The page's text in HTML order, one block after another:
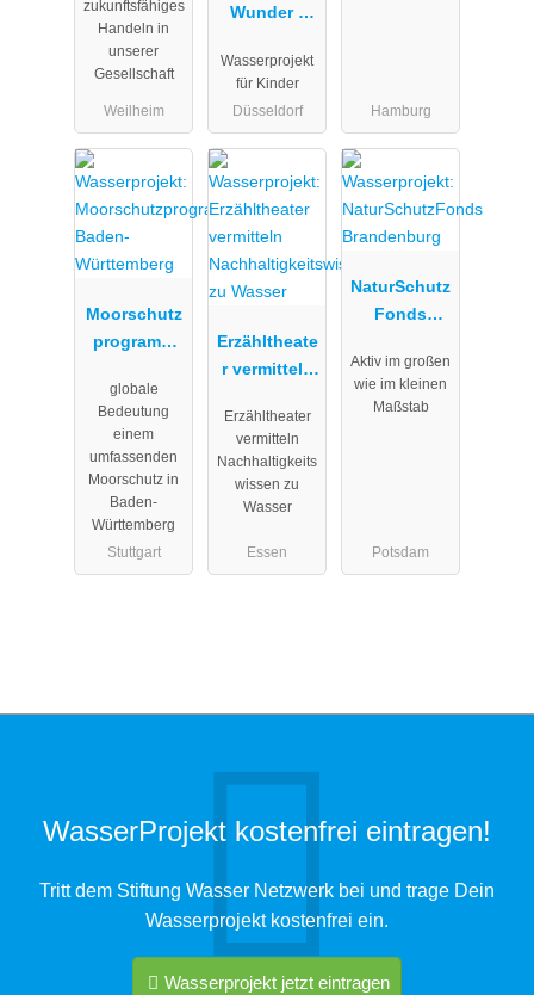
und Umwelt
gemeinnützi
ge
mbH
zukunftsfähiges
Handeln in
unserer
Gesellschaft
Weilheim
Wunder -
kt -
Inklusives
und
globales
Bildungs- /
Lernangebot
für
nachhaltige
Entwicklung
Wasserprojekt
für Kinder
Düsseldorf
Hamburg
Moorschutz
programm
Württemberg
globale
Bedeutung
einem
umfassenden
Moorschutz in
Baden-
Württemberg
Stuttgart
Erzähltheate
r vermitteln
eitswissen
Erzähltheater
vermitteln
Nachhaltigkeits
wissen zu
Wasser
Essen
NaturSchutz
Fonds
g
Aktiv im großen
wie im kleinen
Maßstab
Potsdam
WasserProjekt kostenfrei eintragen!
Tritt dem Stiftung Wasser Netzwerk bei und trage Dein
Wasserprojekt kostenfrei ein.
Wasserprojekt jetzt eintragen